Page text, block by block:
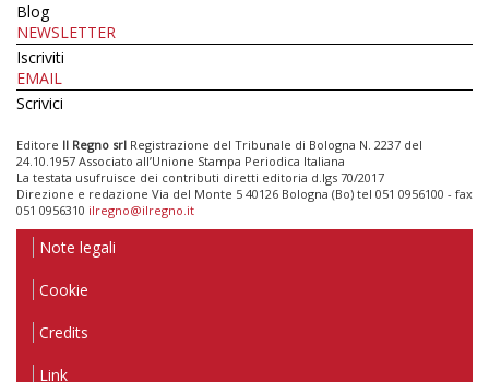
Blog
NEWSLETTER
Iscriviti
EMAIL
Scrivici
Editore Il Regno srl Registrazione del Tribunale di Bologna N. 2237 del
24.10.1957 Associato all’Unione Stampa Periodica Italiana
La testata usufruisce dei contributi diretti editoria d.lgs 70/2017
Direzione e redazione Via del Monte 5 40126 Bologna (Bo) tel 051 0956100 - fax
051 0956310 ilregno@ilregno.it
Note legali
Cookie
Credits
Link